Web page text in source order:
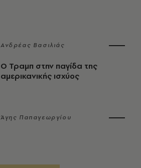
Ανδρέας Βασιλιάς
Ο Τραμπ στην παγίδα της
αμερικανικής ισχύος
Άγης Παπαγεωργίου